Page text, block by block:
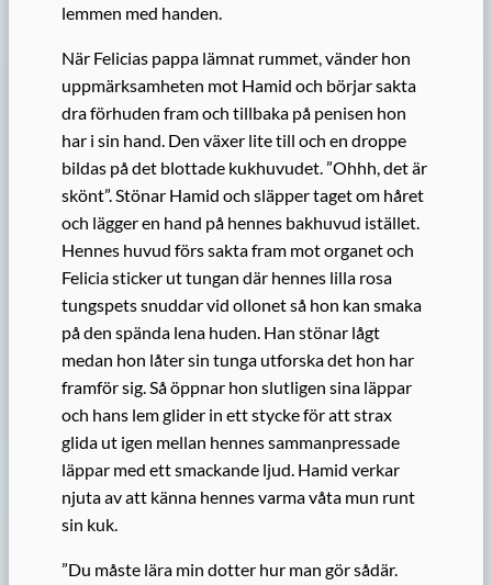
lemmen med handen.
När Felicias pappa lämnat rummet, vänder hon
uppmärksamheten mot Hamid och börjar sakta
dra förhuden fram och tillbaka på penisen hon
har i sin hand. Den växer lite till och en droppe
bildas på det blottade kukhuvudet. ”Ohhh, det är
skönt”. Stönar Hamid och släpper taget om håret
och lägger en hand på hennes bakhuvud istället.
Hennes huvud förs sakta fram mot organet och
Felicia sticker ut tungan där hennes lilla rosa
tungspets snuddar vid ollonet så hon kan smaka
på den spända lena huden. Han stönar lågt
medan hon låter sin tunga utforska det hon har
framför sig. Så öppnar hon slutligen sina läppar
och hans lem glider in ett stycke för att strax
glida ut igen mellan hennes sammanpressade
läppar med ett smackande ljud. Hamid verkar
njuta av att känna hennes varma våta mun runt
sin kuk.
”Du måste lära min dotter hur man gör sådär.